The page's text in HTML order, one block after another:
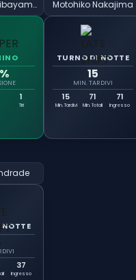
Masaya Shibayama
1
Tiri
Motohiko Nakajima
TURNO DI NOTTE
15
MIN. TARDIVI
15
Min. Tardivi
71
Min. Totali
71
Ingresso
37
Ingresso